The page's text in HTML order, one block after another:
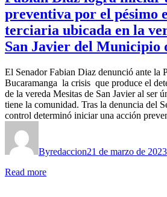
preventiva por el pésimo
terciaria ubicada en la
San Javier del Municipio
El Senador Fabian Diaz denunció ante la
Bucaramanga la crisis que produce el
de la vereda Mesitas de San Javier al ser
tiene la comunidad. Tras la denuncia del
control determinó iniciar una acción
Byredaccion21 de marzo de 2023
Read more